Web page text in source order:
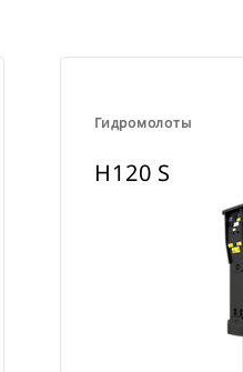
Гидромолоты
H120 S